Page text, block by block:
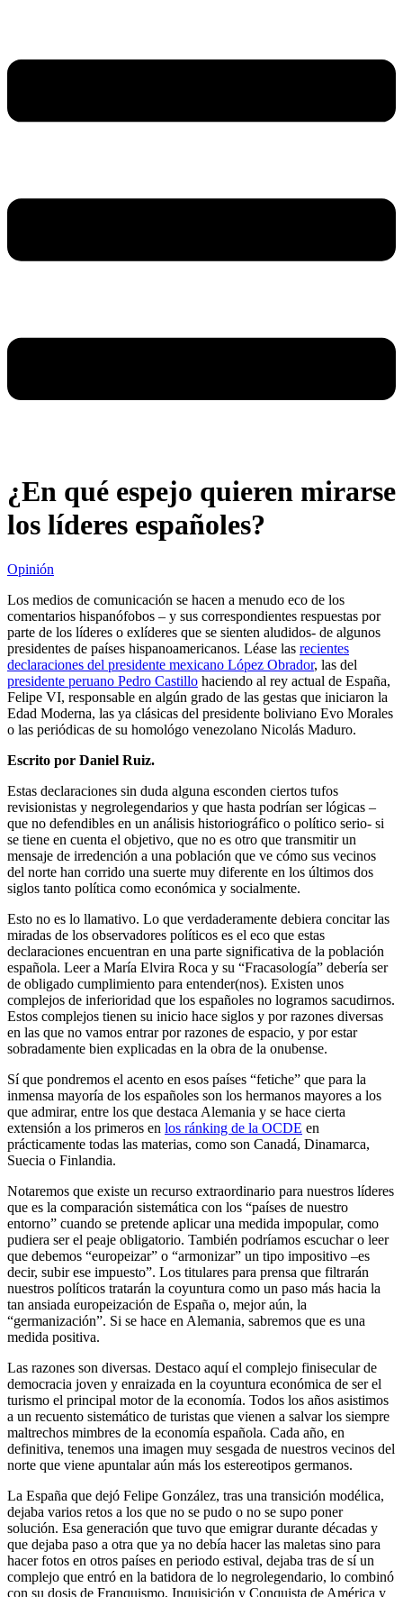
¿En qué espejo quieren mirarse
los líderes españoles?
Opinión
Los medios de comunicación se hacen a menudo eco de los
comentarios hispanófobos – y sus correspondientes respuestas por
parte de los líderes o exlíderes que se sienten aludidos- de algunos
presidentes de países hispanoamericanos. Léase las recientes
declaraciones del presidente mexicano López Obrador, las del
presidente peruano Pedro Castillo haciendo al rey actual de España,
Felipe VI, responsable en algún grado de las gestas que iniciaron la
Edad Moderna, las ya clásicas del presidente boliviano Evo Morales
o las periódicas de su homológo venezolano Nicolás Maduro.
Escrito por Daniel Ruiz.
Estas declaraciones sin duda alguna esconden ciertos tufos
revisionistas y negrolegendarios y que hasta podrían ser lógicas –
que no defendibles en un análisis historiográfico o político serio- si
se tiene en cuenta el objetivo, que no es otro que transmitir un
mensaje de irredención a una población que ve cómo sus vecinos
del norte han corrido una suerte muy diferente en los últimos dos
siglos tanto política como económica y socialmente.
Esto no es lo llamativo. Lo que verdaderamente debiera concitar las
miradas de los observadores políticos es el eco que estas
declaraciones encuentran en una parte significativa de la población
española. Leer a María Elvira Roca y su “Fracasología” debería ser
de obligado cumplimiento para entender(nos). Existen unos
complejos de inferioridad que los españoles no logramos sacudirnos.
Estos complejos tienen su inicio hace siglos y por razones diversas
en las que no vamos entrar por razones de espacio, y por estar
sobradamente bien explicadas en la obra de la onubense.
Sí que pondremos el acento en esos países “fetiche” que para la
inmensa mayoría de los españoles son los hermanos mayores a los
que admirar, entre los que destaca Alemania y se hace cierta
extensión a los primeros en los ránking de la OCDE en
prácticamente todas las materias, como son Canadá, Dinamarca,
Suecia o Finlandia.
Notaremos que existe un recurso extraordinario para nuestros líderes
que es la comparación sistemática con los “países de nuestro
entorno” cuando se pretende aplicar una medida impopular, como
pudiera ser el peaje obligatorio. También podríamos escuchar o leer
que debemos “europeizar” o “armonizar” un tipo impositivo –es
decir, subir ese impuesto”. Los titulares para prensa que filtrarán
nuestros políticos tratarán la coyuntura como un paso más hacia la
tan ansiada europeización de España o, mejor aún, la
“germanización”. Si se hace en Alemania, sabremos que es una
medida positiva.
Las razones son diversas. Destaco aquí el complejo finisecular de
democracia joven y enraizada en la coyuntura económica de ser el
turismo el principal motor de la economía. Todos los años asistimos
a un recuento sistemático de turistas que vienen a salvar los siempre
maltrechos mimbres de la economía española. Cada año, en
definitiva, tenemos una imagen muy sesgada de nuestros vecinos del
norte que viene apuntalar aún más los estereotipos germanos.
La España que dejó Felipe González, tras una transición modélica,
dejaba varios retos a los que no se pudo o no se supo poner
solución. Esa generación que tuvo que emigrar durante décadas y
que dejaba paso a otra que ya no debía hacer las maletas sino para
hacer fotos en otros países en periodo estival, dejaba tras de sí un
complejo que entró en la batidora de lo negrolegendario, lo combinó
con su dosis de Franquismo, Inquisición y Conquista de América y